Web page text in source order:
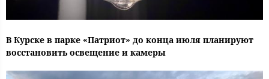
В Курске в парке «Патриот» до конца июля планируют
восстановить освещение и камеры